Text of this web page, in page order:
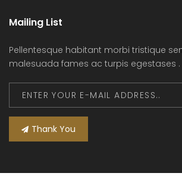
Mailing List
Pellentesque habitant morbi tristique
malesuada fames ac turpis egestases .
Thank You